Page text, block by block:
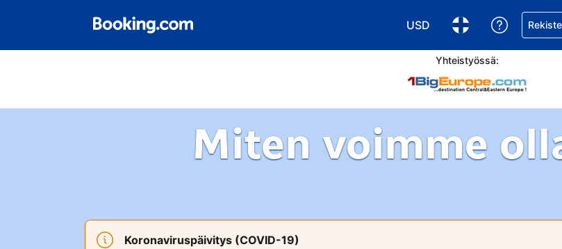
USD
Valitse valuutta.
Valitse kieli.
Pyydä
Yhteistyössä:
Miten voimme
Koronaviruspäivitys (COVID-19)